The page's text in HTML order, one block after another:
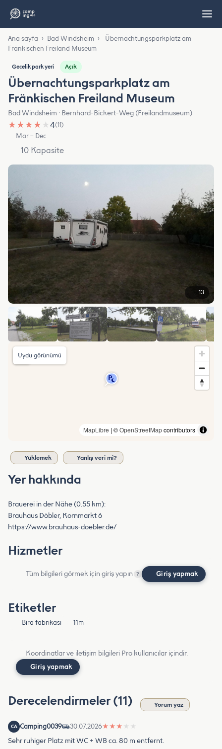
Ana sayfa › Bad Windsheim ›
Übernachtungsparkplatz am
Fränkischen Freiland Museum
Gecelik park yeri Açık
Übernachtungsparkplatz am
Fränkischen Freiland Museum
Bad Windsheim · Bernhard-Bickert-Weg (Freilandmuseum)
★ ★ ★ ★ ★4(11)
Mar – Dec
10 Kapasite
13
MapLibre | ©OpenStreetMapcontributors
Uydu görünümü
Yüklemek Yanlış veri mi?
Yer hakkında
Brauerei in der Nähe (0.55 km):
Brauhaus Döbler, Kornmarkt 6
https://www.brauhaus-doebler.de/
Hizmetler
Tüm bilgileri görmek için giriş yapın ? Giriş yapmak
Etiketler
Bira fabrikası 11m
Koordinatlar ve iletişim bilgileri Pro kullanıcılar içindir.
Giriş yapmak
Derecelendirmeler (11) Yorum yaz
CA Camping0039 30.07.2026★ ★ ★ ★ ★
Sehr ruhiger Platz mit WC + WB ca. 80 m entfernt.